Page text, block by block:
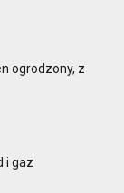
ogrodzony, z
i gaz